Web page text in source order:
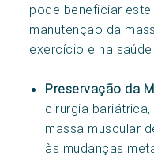
pode beneficiar
manutenção da
exercício e na
Preservação da
cirurgia
massa muscular
às mudanças